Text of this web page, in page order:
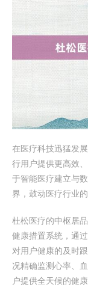
在医疗科技迅猛发
行用户提供更高效
于智能医疗建立与
界，鼓动医疗行业的
杜松医疗的中枢居
健康措置系统，通
对用户健康的及时
况精确监测心率、
户提供全天候的健康